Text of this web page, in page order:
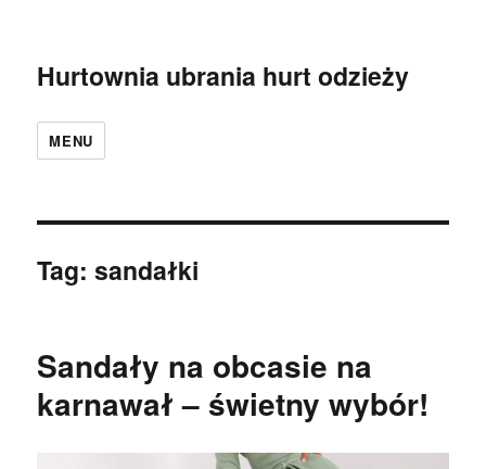
Hurtownia ubrania hurt odzieży
MENU
Tag:sandałki
Sandały na obcasie na
karnawał – świetny wybór!